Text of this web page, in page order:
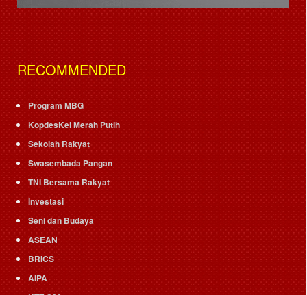
RECOMMENDED
Program MBG
KopdesKel Merah Putih
Sekolah Rakyat
Swasembada Pangan
TNI Bersama Rakyat
Investasi
Seni dan Budaya
ASEAN
BRICS
AIPA